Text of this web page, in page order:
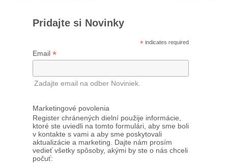
Pridajte si Novinky
* indicates required
Email *
Zadajte email na odber Noviniek.
Marketingové povolenia
Register chránených dielní použije informácie,
ktoré ste uviedli na tomto formulári, aby sme boli
v kontakte s vami a aby sme poskytovali
aktualizácie a marketing. Dajte nám prosím
vedieť všetky spôsoby, akými by ste o nás chceli
počuť: